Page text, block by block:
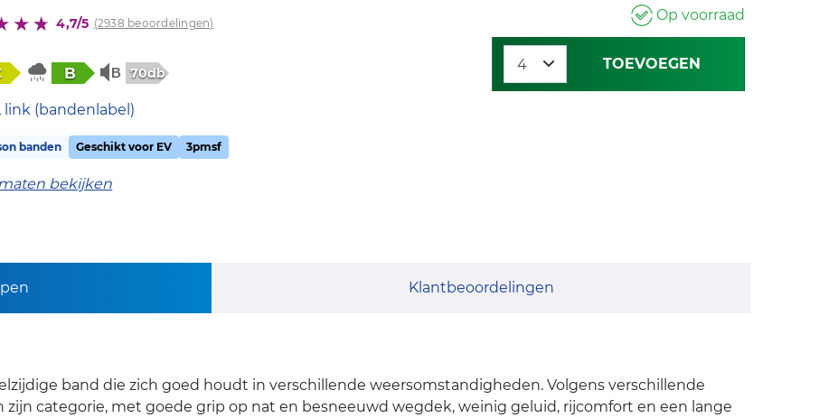
4,7/5 (2938 beoordelingen)
B 70db
link (bandenlabel)
banden Geschikt voor EV 3pmsf
bekijken
Op voorraad
TOEVOEGEN
Klantbeoordelingen
band die zich goed houdt in verschillende weersomstandigheden. Volgens verschillende
categorie, met goede grip op nat en besneeuwd wegdek, weinig geluid, rijcomfort en een lange